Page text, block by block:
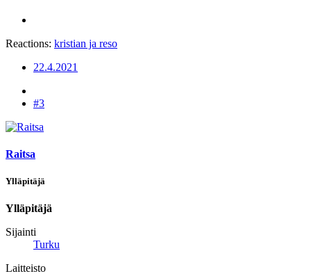
Reactions: kristian ja reso
22.4.2021
#3
Raitsa
Ylläpitäjä
Ylläpitäjä
Sijainti
Turku
Laitteisto